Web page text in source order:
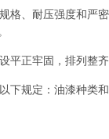
格、耐压强度和
平正牢固，排列整
下规定：油漆种